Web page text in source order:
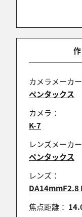
紅葉がだめなら
いかにも毒があ
熊﨑克彦
M.aigaさん
祝辞のコメント
それって、私の
た。
カメラメーカー
ペンタックス
カメラ：
K-7
レンズメーカー
ペンタックス
レンズ：
DA14mmF2.8
焦点距離：